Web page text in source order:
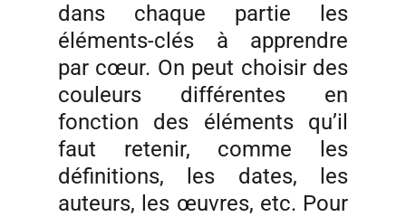
dans chaque partie les
éléments-clés à apprendre
par cœur. On peut choisir des
couleurs différentes en
fonction des éléments qu’il
faut retenir, comme les
définitions, les dates, les
auteurs, les œuvres, etc. Pour